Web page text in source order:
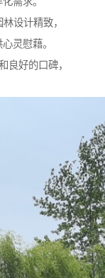
设计精致，
灵慰藉。
良好的口碑，